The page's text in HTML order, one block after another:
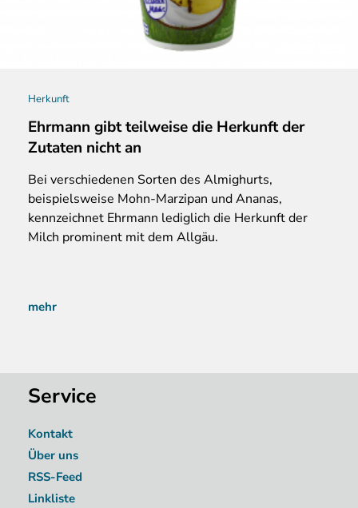
Herkunft
Ehrmann gibt teilweise die Herkunft der
Zutaten nicht an
Bei verschiedenen Sorten des Almighurts,
beispielsweise Mohn-Marzipan und Ananas,
kennzeichnet Ehrmann lediglich die Herkunft der
Milch prominent mit dem Allgäu.
mehr
Service
Kontakt
Über uns
RSS-Feed
Linkliste